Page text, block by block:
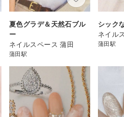
夏色グラデ＆天然石ブル
ー
ネイルスペース 蒲田
蒲田駅
シック
ネイル
蒲田駅